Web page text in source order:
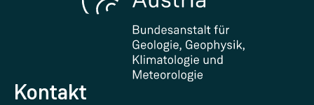
Zertifikate und Auszeichnungen
FAQ - Häufig gestellte Fragen
Forschung unterstützen
Kontakt